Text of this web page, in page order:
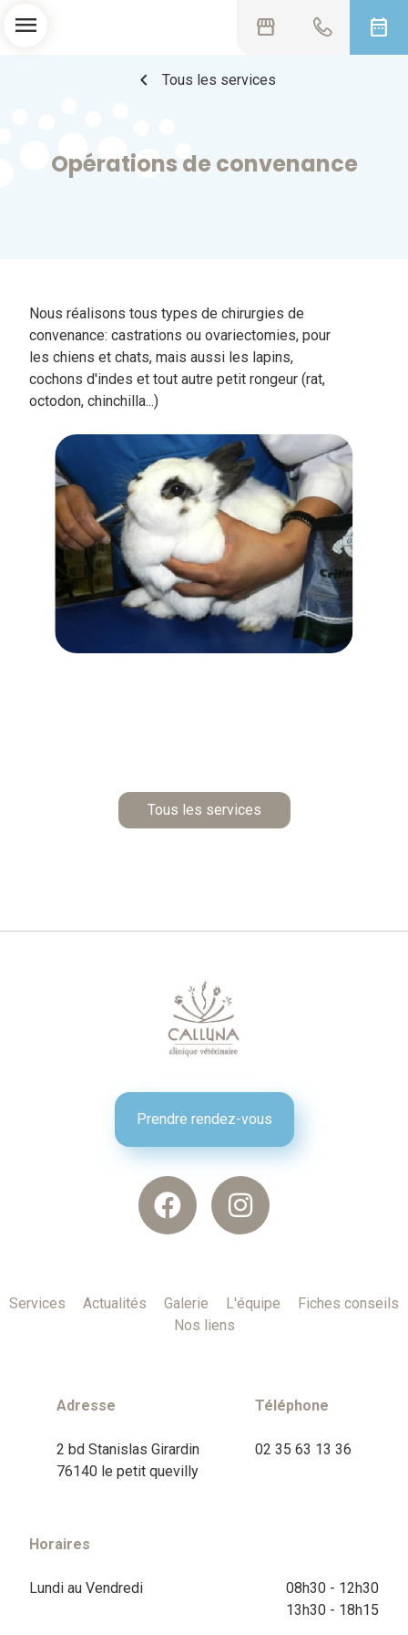
storefront date_range
menu
chevron_left Tous les services
Opérations de convenance
Nous réalisons tous types de chirurgies de
convenance: castrations ou ovariectomies, pour
les chiens et chats, mais aussi les lapins,
cochons d'indes et tout autre petit rongeur (rat,
octodon, chinchilla...)
Tous les services
Prendre rendez-vous
Services Actualités Galerie L'équipe
Fiches conseils
Nos liens
Adresse
2 bd Stanislas Girardin
76140 le petit quevilly
Téléphone
02 35 63 13 36
Horaires
Lundi au Vendredi
08h30 - 12h30
13h30 - 18h15